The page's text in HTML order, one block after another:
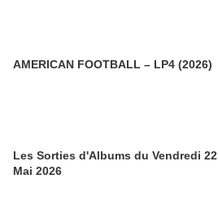
AMERICAN FOOTBALL – LP4 (2026)
Les Sorties d'Albums du Vendredi 22
Mai 2026